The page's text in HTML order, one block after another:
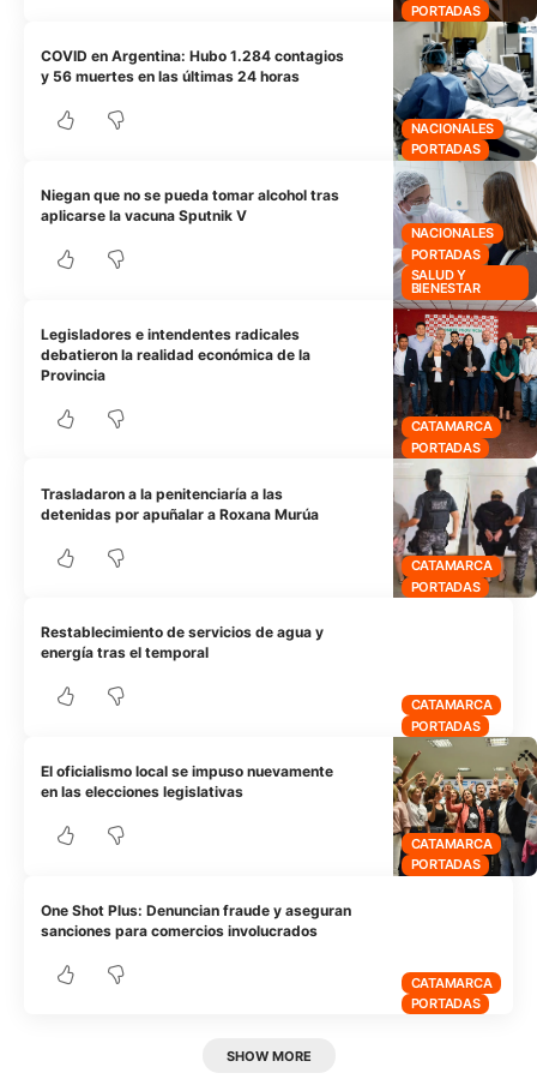
PORTADAS
NACIONALES
PORTADAS
COVID en Argentina: Hubo 1.284 contagios
y 56 muertes en las últimas 24 horas
NACIONALES
PORTADAS
SALUD Y
BIENESTAR
Niegan que no se pueda tomar alcohol tras
aplicarse la vacuna Sputnik V
CATAMARCA
PORTADAS
Legisladores e intendentes radicales
debatieron la realidad económica de la
Provincia
CATAMARCA
PORTADAS
Trasladaron a la penitenciaría a las
detenidas por apuñalar a Roxana Murúa
CATAMARCA
PORTADAS
Restablecimiento de servicios de agua y
energía tras el temporal
CATAMARCA
PORTADAS
El oficialismo local se impuso nuevamente
en las elecciones legislativas
CATAMARCA
PORTADAS
One Shot Plus: Denuncian fraude y aseguran
sanciones para comercios involucrados
SHOW MORE